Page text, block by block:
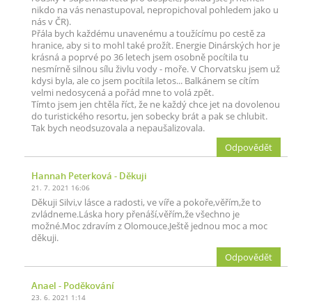
nikdo na vás nenastupoval, nepropichoval pohledem jako u
nás v ČR).
Přála bych každému unavenému a toužícímu po cestě za
hranice, aby si to mohl také prožít. Energie Dinárských hor je
krásná a poprvé po 36 letech jsem osobně pocítila tu
nesmírně silnou sílu živlu vody - moře. V Chorvatsku jsem už
kdysi byla, ale co jsem pocítila letos... Balkánem se cítím
velmi nedosycená a pořád mne to volá zpět.
Tímto jsem jen chtěla říct, že ne každý chce jet na dovolenou
do turistického resortu, jen sobecky brát a pak se chlubit.
Tak bych neodsuzovala a nepaušalizovala.
Odpovědět
Hannah Peterková - Děkuji
21. 7. 2021 16:06
Děkuji Silvi,v lásce a radosti, ve víře a pokoře,věřím,že to
zvládneme.Láska hory přenáší,věřím,že všechno je
možné.Moc zdravím z Olomouce.Ještě jednou moc a moc
děkuji.
Odpovědět
Anael - Poděkování
23. 6. 2021 1:14